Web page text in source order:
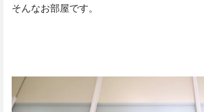
そんなお部屋です。